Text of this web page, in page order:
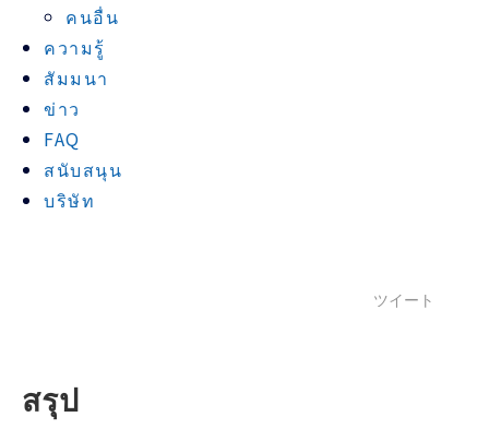
คนอื่น
ความรู้
สัมมนา
ข่าว
FAQ
สนับสนุน
บริษัท
ツイート
สรุป